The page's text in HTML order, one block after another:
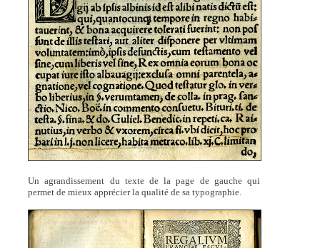
Un agrandissement du texte de la page de gauche qui
permet de mieux apprécier la qualité de sa typographie.